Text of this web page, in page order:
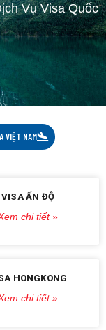
Vụ Visa Quốc
VIỆT NAM
VISA ẤN ĐỘ
chi tiết »
HONGKONG
chi tiết »